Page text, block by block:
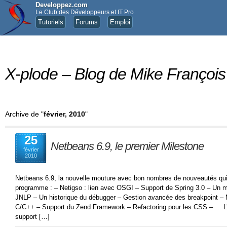
Developpez.com
Le Club des Développeurs et IT Pro
Tutoriels Forums Emploi
X-plode – Blog de Mike François
Archive de "février, 2010"
25
février
2010
Netbeans 6.9, le premier Milestone
Netbeans 6.9, la nouvelle mouture avec bon nombres de nouveautés
programme : – Netigso : lien avec OSGI – Support de Spring 3.0 – Un
JNLP – Un historique du débugger – Gestion avancée des breakpoint
C/C++ – Support du Zend Framework – Refactoring pour les CSS – …
support […]